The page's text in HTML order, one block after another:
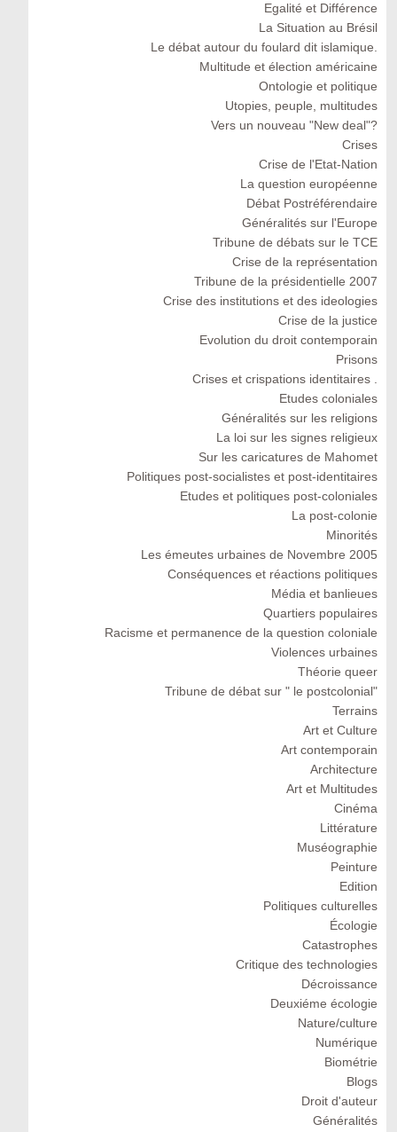
Egalité et Différence
La Situation au Brésil
Le débat autour du foulard dit islamique.
Multitude et élection américaine
Ontologie et politique
Utopies, peuple, multitudes
Vers un nouveau "New deal"?
Crises
Crise de l'Etat-Nation
La question européenne
Débat Postréférendaire
Généralités sur l'Europe
Tribune de débats sur le TCE
Crise de la représentation
Tribune de la présidentielle 2007
Crise des institutions et des ideologies
Crise de la justice
Evolution du droit contemporain
Prisons
Crises et crispations identitaires .
Etudes coloniales
Généralités sur les religions
La loi sur les signes religieux
Sur les caricatures de Mahomet
Politiques post-socialistes et post-identitaires
Etudes et politiques post-coloniales
La post-colonie
Minorités
Les émeutes urbaines de Novembre 2005
Conséquences et réactions politiques
Média et banlieues
Quartiers populaires
Racisme et permanence de la question coloniale
Violences urbaines
Théorie queer
Tribune de débat sur " le postcolonial"
Terrains
Art et Culture
Art contemporain
Architecture
Art et Multitudes
Cinéma
Littérature
Muséographie
Peinture
Edition
Politiques culturelles
Écologie
Catastrophes
Critique des technologies
Décroissance
Deuxiéme écologie
Nature/culture
Numérique
Biométrie
Blogs
Droit d'auteur
Généralités